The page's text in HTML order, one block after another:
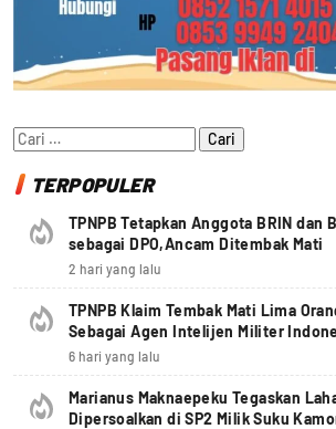
Cari
untuk:
TERPOPULER
TPNPB Tetapkan Anggota BRIN dan
sebagai DPO,Ancam Ditembak Mati
2 hari yang lalu
TPNPB Klaim Tembak Mati Lima
Sebagai Agen Intelijen Militer
6 hari yang lalu
Marianus Maknaepeku Tegaskan
Dipersoalkan di SP2 Milik Suku